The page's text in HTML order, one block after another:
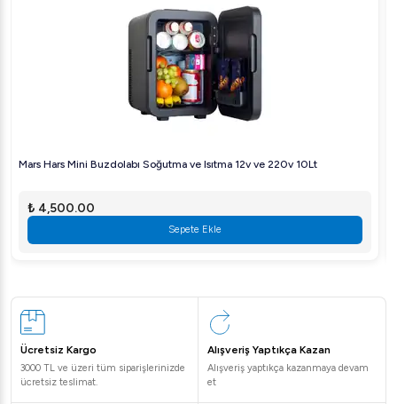
Ürün, dayanıklı ve yüksek kaliteli bileşenlerden üretilmiştir.
Bu, uzun süreli kullanımda performansını korumasını
3. Mutfak için uygun mu?
Evet, şık beyaz tasarımıyla her türlü mutfak
Evet, cihazın temizliği oldukça basittir ve parçaları kolayca
çıkarılarak temizlenebilir.
ve her fincanda mükemmel lezzeti yakalayın!
Mars Hars Mini Buzdolabı Soğutma ve Isıtma 12v ve 220v 10Lt
₺ 4,500.00
Sepete Ekle
Ücretsiz Kargo
3000 TL ve üzeri tüm siparişlerinizde
ücretsiz teslimat.
Alışveriş Yaptıkça Kazan
Alışveriş yaptıkça kazanmaya devam
et